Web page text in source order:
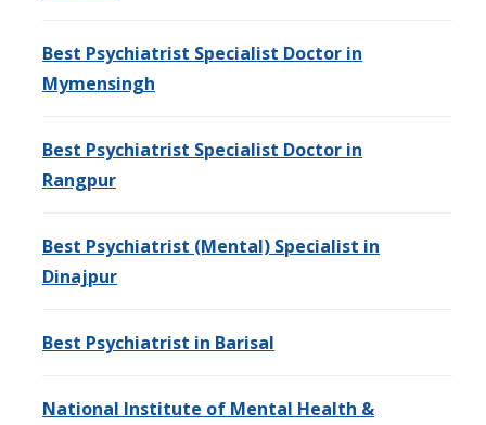
Best Psychiatrist Specialist Doctor in
Mymensingh
Best Psychiatrist Specialist Doctor in
Rangpur
Best Psychiatrist (Mental) Specialist in
Dinajpur
Best Psychiatrist in Barisal
National Institute of Mental Health &